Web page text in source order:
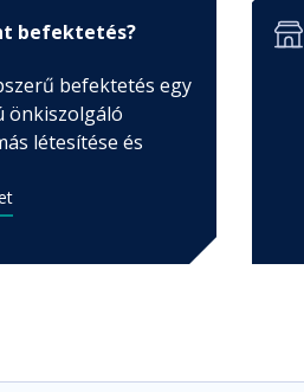
...
befektetés?
befektetés egy
önkiszolgáló
létesítése és